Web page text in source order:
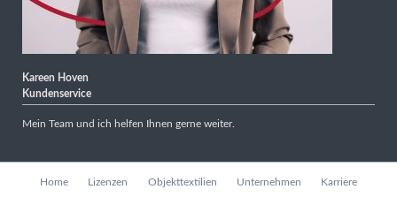
Kareen Hoven
Kundenservice
Mein Team und ich helfen Ihnen gerne weiter.
Home Lizenzen Objekttextilien Unternehmen Karriere